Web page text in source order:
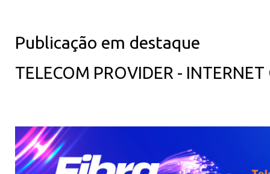
Publicação em destaque
TELECOM PROVIDER -